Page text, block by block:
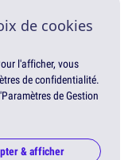
de cookies
l'afficher, vous
de confidentialité.
de Gestion
& afficher